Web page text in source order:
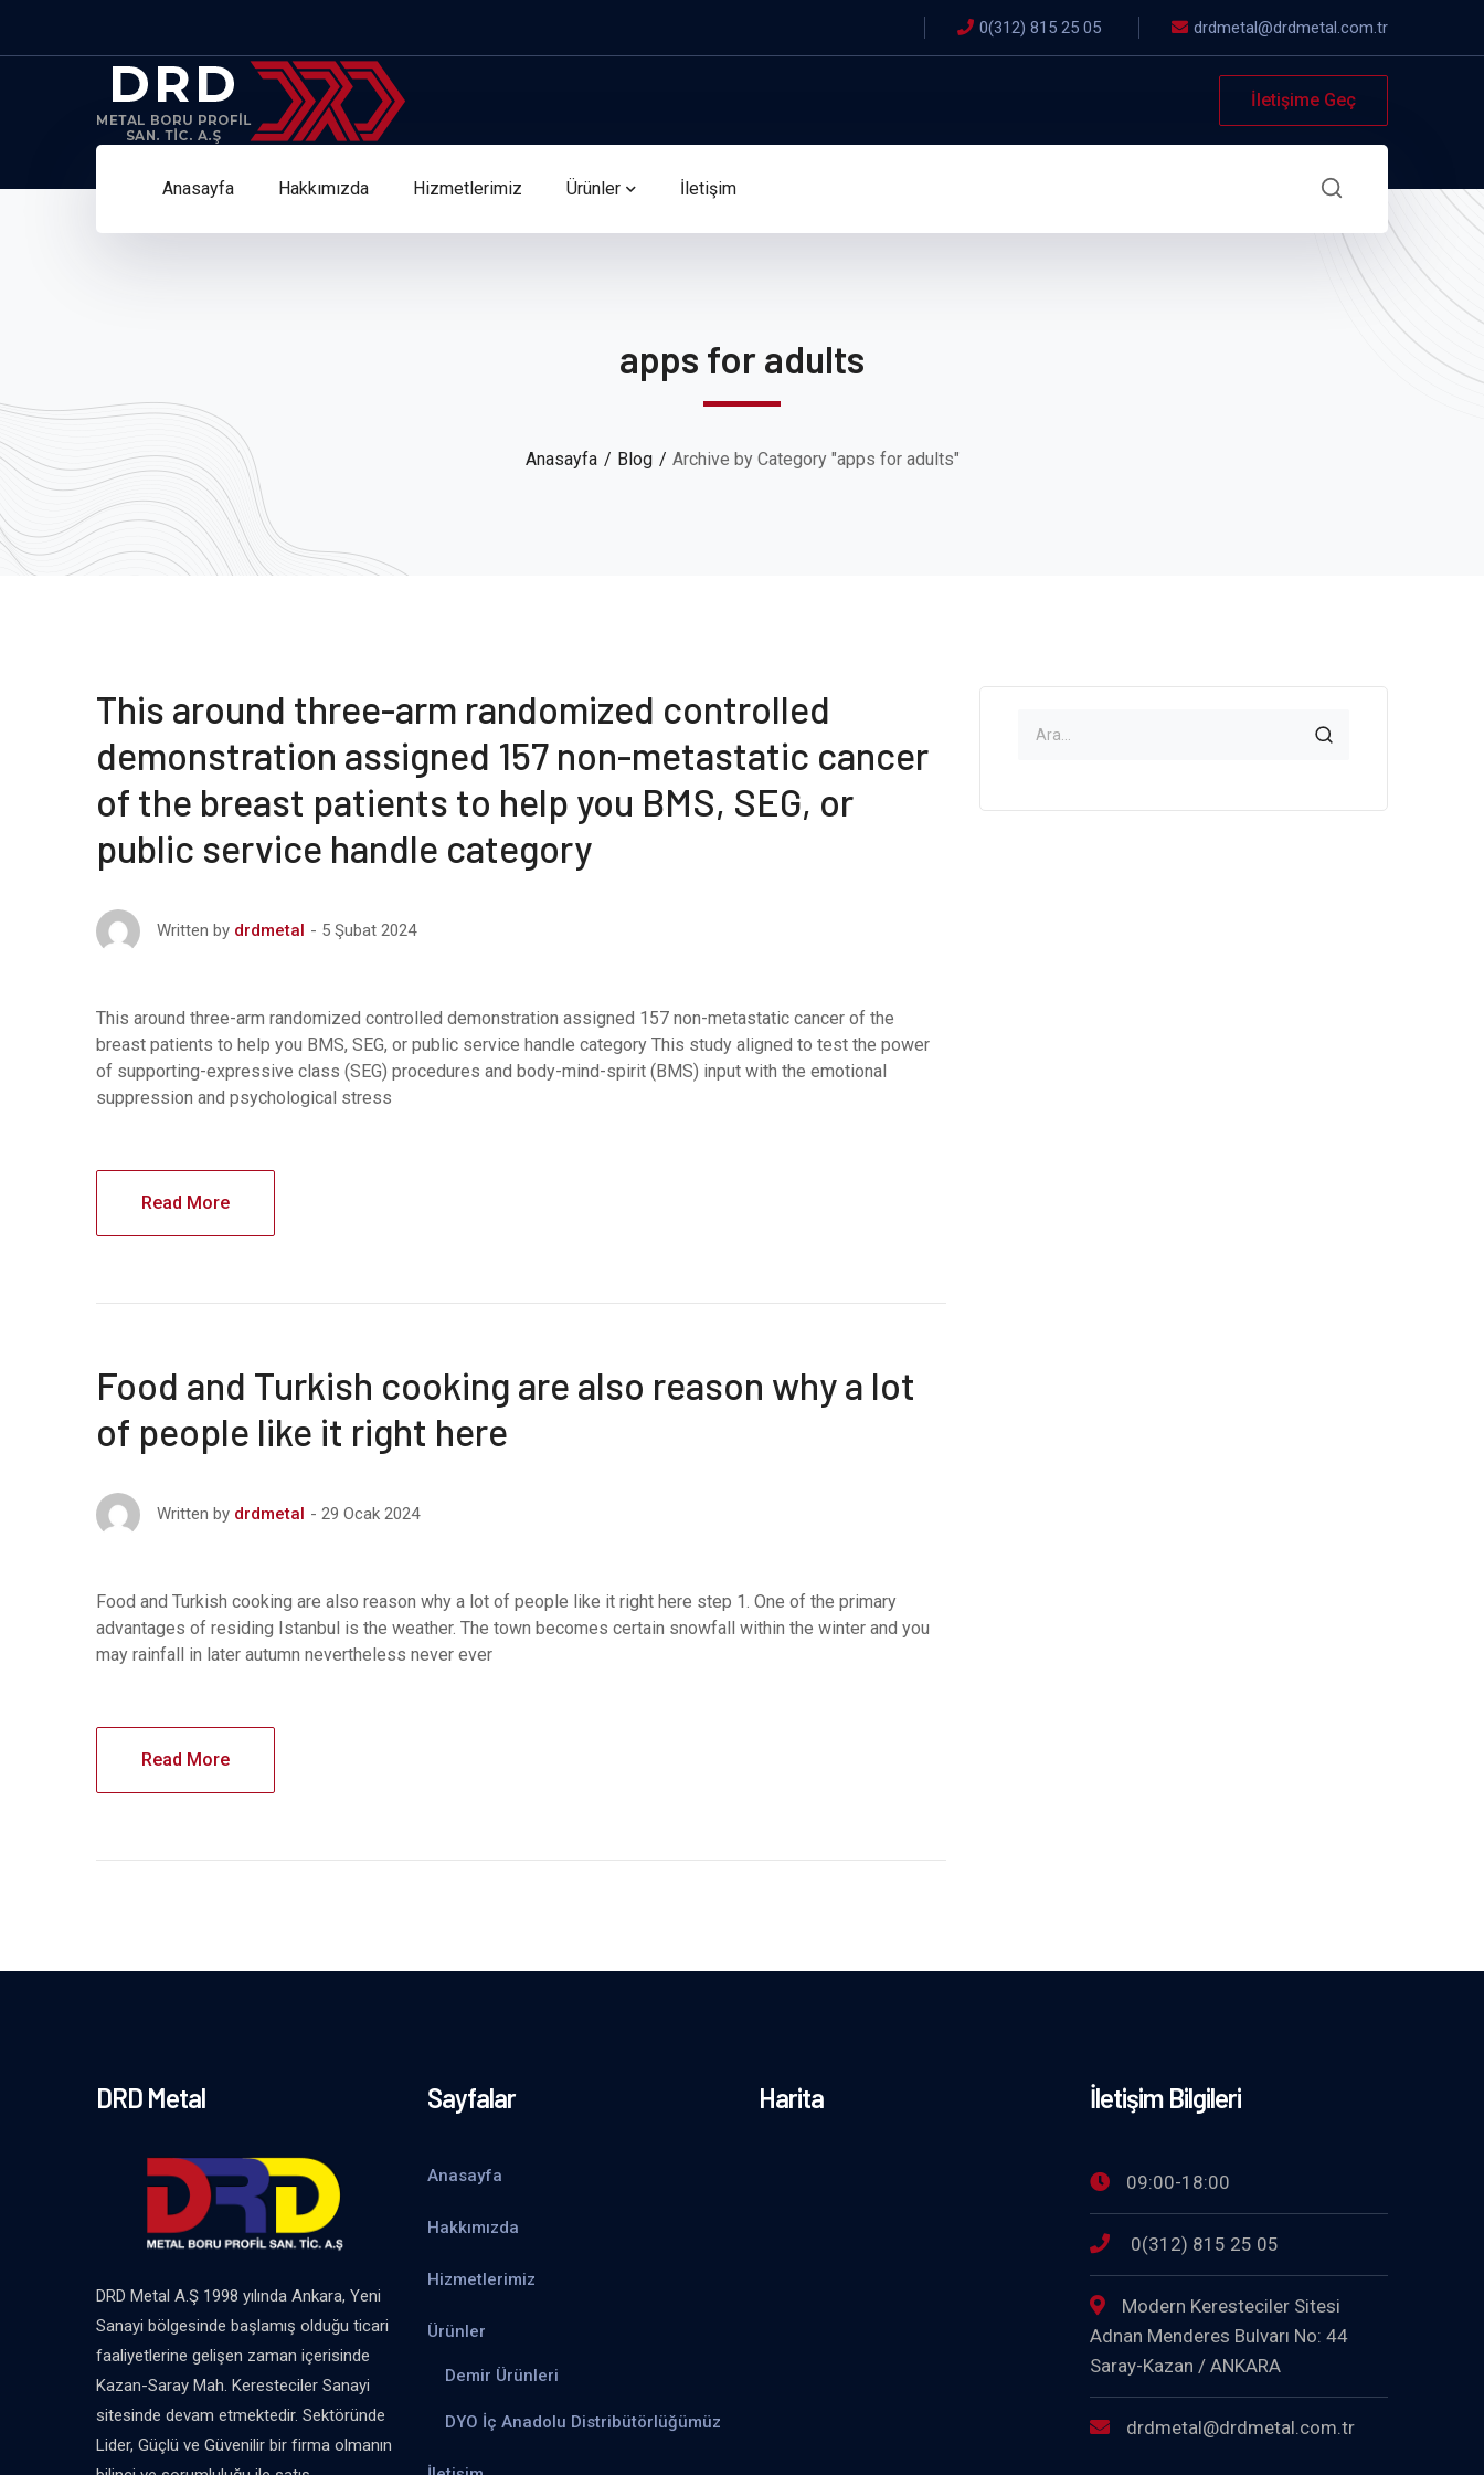
0(312) 815 25 05 drdmetal@drdmetal.com.tr
İletişime Geç
Anasayfa Hakkımızda Hizmetlerimiz Ürünler İletişim
apps for adults
Anasayfa Blog Archive by Category "apps for adults"
This around three-arm randomized controlled
demonstration assigned 157 non-metastatic cancer
of the breast patients to help you BMS, SEG, or
public service handle category
Written by drdmetal 5 Şubat 2024
This around three-arm randomized controlled demonstration assigned 157 non-metastatic cancer of the
breast patients to help you BMS, SEG, or public service handle category This study aligned to test the power
of supporting-expressive class (SEG) procedures and body-mind-spirit (BMS) input with the emotional
suppression and psychological stress
Read More
Food and Turkish cooking are also reason why a lot
of people like it right here
Written by drdmetal 29 Ocak 2024
Food and Turkish cooking are also reason why a lot of people like it right here step 1. One of the primary
advantages of residing Istanbul is the weather. The town becomes certain snowfall within the winter and you
may rainfall in later autumn nevertheless never ever
Read More
DRD Metal
DRD Metal A.Ş 1998 yılında Ankara, Yeni
Sanayi bölgesinde başlamış olduğu ticari
faaliyetlerine gelişen zaman içerisinde
Kazan-Saray Mah. Keresteciler Sanayi
sitesinde devam etmektedir. Sektöründe
Lider, Güçlü ve Güvenilir bir firma olmanın
Sayfalar
Anasayfa
Hakkımızda
Hizmetlerimiz
Ürünler
Demir Ürünleri
DYO İç Anadolu Distribütörlüğümüz
Harita İletişim Bilgileri
09:00-18:00
0(312) 815 25 05
Modern Keresteciler Sitesi
Adnan Menderes Bulvarı No: 44
Saray-Kazan / ANKARA
drdmetal@drdmetal.com.tr